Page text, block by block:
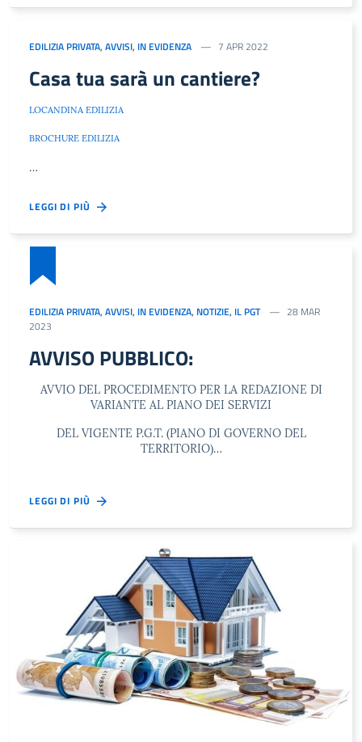
EDILIZIA PRIVATA, AVVISI, IN EVIDENZA 7 APR 2022
Casa tua sarà un cantiere?
LOCANDINA EDILIZIA
BROCHURE EDILIZIA
…
LEGGI DI PIÙ
EDILIZIA PRIVATA, AVVISI, IN EVIDENZA, NOTIZIE, IL PGT
28 MAR
2023
AVVISO PUBBLICO:
AVVIO DEL PROCEDIMENTO PER LA REDAZIONE DI
VARIANTE AL PIANO DEI SERVIZI
DEL VIGENTE P.G.T. (PIANO DI GOVERNO DEL
TERRITORIO)…
LEGGI DI PIÙ